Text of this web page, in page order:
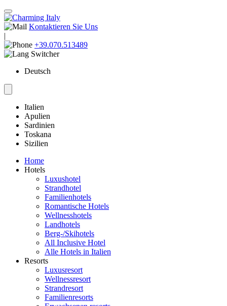
Kontaktieren Sie Uns
|
+39.070.513489
Deutsch
Italien
Apulien
Sardinien
Toskana
Sizilien
Home
Hotels
Luxushotel
Strandhotel
Familienhotels
Romantische Hotels
Wellnesshotels
Landhotels
Berg-/Skihotels
All Inclusive Hotel
Alle Hotels in Italien
Resorts
Luxusresort
Wellnessresort
Strandresort
Familienresorts